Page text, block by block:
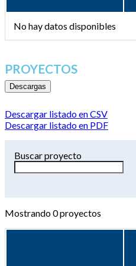
No hay datos disponibles
PROYECTOS
Descargas
Descargar listado en CSV
Descargar listado en PDF
Buscar proyecto
Mostrando0proyectos